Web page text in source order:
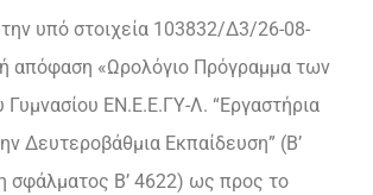
υπό στοιχεία 103832/Δ3/26-08-
απόφαση «Ωρολόγιο Πρόγραμμα των
ΕΝ.Ε.Ε.ΓΥ-Λ. “Εργαστήρια
Δευτεροβάθμια Εκπαίδευση” (Β’
σφάλματος Β’ 4622) ως προς το